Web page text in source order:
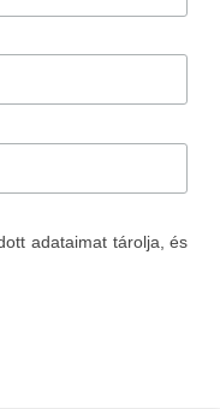
adataimat tárolja, és